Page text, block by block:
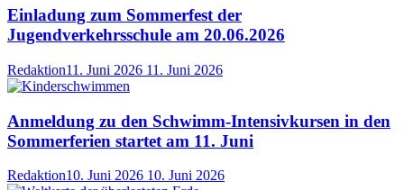
Einladung zum Sommerfest der
Jugendverkehrsschule am 20.06.2026
Redaktion11. Juni 2026 11. Juni 2026
Anmeldung zu den Schwimm-Intensivkursen in den
Sommerferien startet am 11. Juni
Redaktion10. Juni 2026 10. Juni 2026